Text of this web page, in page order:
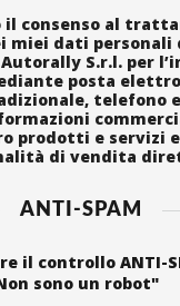
il consenso al
miei dati personali
S.r.l. per
posta
telefono
prodotti e servizi
di vendita
ANTI-SPAM
il controllo ANTI-
sono un robot"